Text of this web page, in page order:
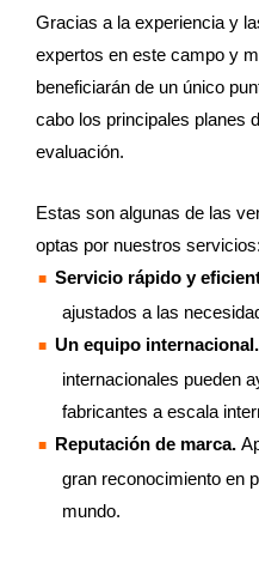
Gracias a la experiencia y
expertos en este campo y
beneficiarán de un único
cabo los principales planes
evaluación.
Estas son algunas de las
optas por nuestros servicios:
Servicio rápido y
ajustados a las
Un equipo internacional.
internacionales pueden
fabricantes a escala
Reputación de marca.
gran reconocimiento en
mundo.